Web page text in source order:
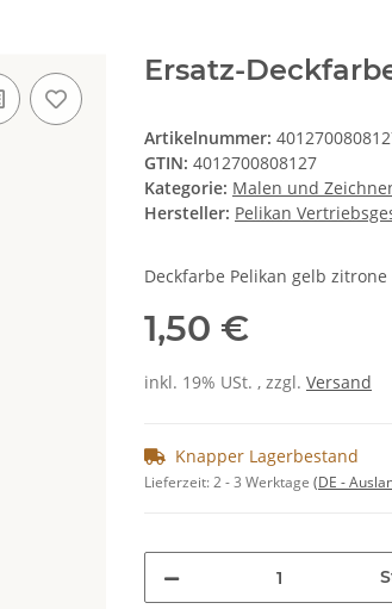
Ersatz-
Artikelnummer:
GTIN: 4012700808127
Kategorie: Malen und
Hersteller: Pelikan
Deckfarbe Pelikan gelb zitrone
1,50 €
inkl. 19% USt. , zzgl. Versand
Knapper Lagerbestand
Lieferzeit:2 - 3 Werktage (DE -